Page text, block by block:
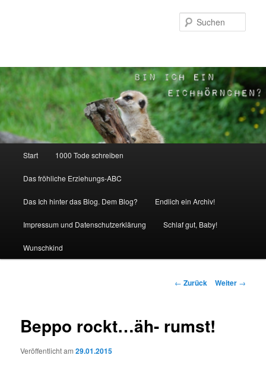
Start 1000 Tode schreiben
Das fröhliche Erziehungs-ABC
Das Ich hinter das Blog. Dem Blog? Endlich ein Archiv!
Impressum und Datenschutzerklärung Schlaf gut, Baby!
Wunschkind
Beitrags-
← Zurück Weiter →
Beppo rockt…äh- rumst!
Veröffentlicht am29.01.2015